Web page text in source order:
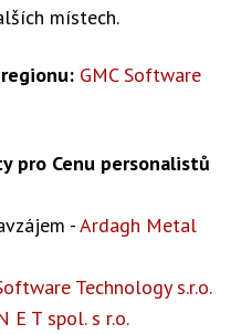
místech.
GMC Software
pro Cenu personalistů
-Ardagh Metal
Technology s.r.o.
E T spol. s r.o.